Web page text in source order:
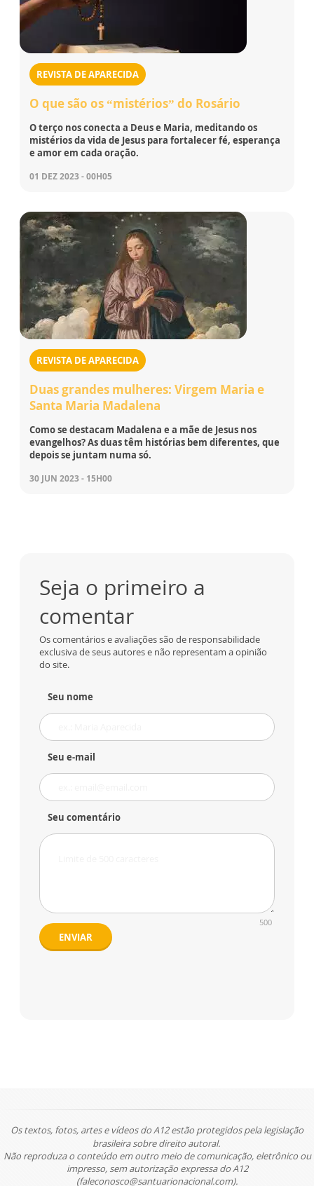
REVISTA DE APARECIDA
O que são os “mistérios” do Rosário
O terço nos conecta a Deus e Maria, meditando os
mistérios da vida de Jesus para fortalecer fé, esperança
e amor em cada oração.
01 DEZ 2023 - 00H05
REVISTA DE APARECIDA
Duas grandes mulheres: Virgem Maria e
Santa Maria Madalena
Como se destacam Madalena e a mãe de Jesus nos
evangelhos? As duas têm histórias bem diferentes, que
depois se juntam numa só.
30 JUN 2023 - 15H00
Seja o primeiro a
comentar
Os comentários e avaliações são de responsabilidade
exclusiva de seus autores e não representam a opinião
do site.
Seu nome
Seu e-mail
Seu comentário
500
ENVIAR
Os textos, fotos, artes e vídeos do A12 estão protegidos pela legislação
brasileira sobre direito autoral.
Não reproduza o conteúdo em outro meio de comunicação, eletrônico ou
impresso, sem autorização expressa do A12
(faleconosco@santuarionacional.com).